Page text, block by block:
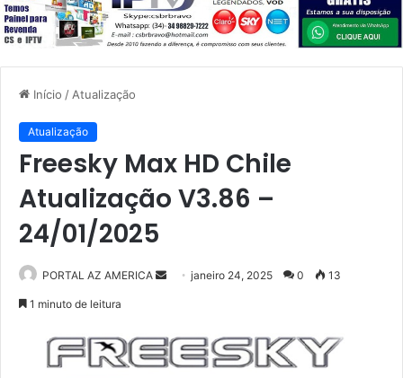
Início / Atualização
Atualização
Freesky Max HD Chile
Atualização V3.86 –
24/01/2025
PORTAL AZ AMERICA
d
e
janeiro 24, 2025 0 13
1 minuto de leitura